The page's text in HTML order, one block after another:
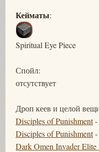
Кейматы:
Spiritual Eye Piece
Спойл:
отсутствует
Дроп кеев и целой
Disciples of Punishment-
Disciples of Punishment-
Dark Omen Invader